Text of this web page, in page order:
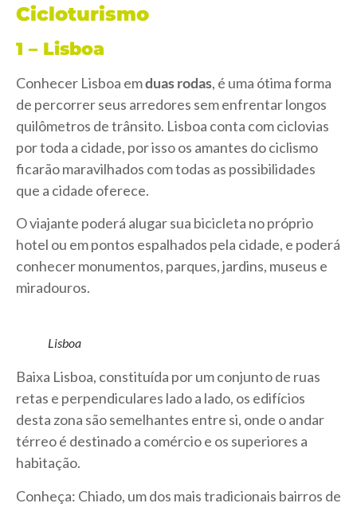
Cicloturismo
1 – Lisboa
Conhecer Lisboa emduas rodas, é uma ótima forma
de percorrer seus arredores sem enfrentar longos
quilômetros de trânsito. Lisboa conta com ciclovias
por toda a cidade, por isso os amantes do ciclismo
ficarão maravilhados com todas as possibilidades
que a cidade oferece.
O viajante poderá alugar sua bicicleta no próprio
hotel ou em pontos espalhados pela cidade, e poderá
conhecer monumentos, parques, jardins, museus e
miradouros.
Lisboa
Baixa Lisboa, constituída por um conjunto de ruas
retas e perpendiculares lado a lado, os edifícios
desta zona são semelhantes entre si, onde o andar
térreo é destinado a comércio e os superiores a
habitação.
Conheça: Chiado, um dos mais tradicionais bairros de